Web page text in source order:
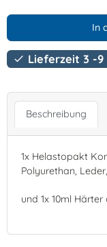
In
 Lieferzeit 3 -9
Beschreibung
1x Helastopakt
Polyurethan,
und 1x 10ml Härter